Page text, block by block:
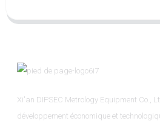
Xi'an DIPSEC Metrology Equipment Co.,
développement économique et